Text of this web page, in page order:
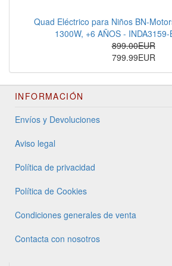
Quad Eléctrico para Niños BN-
1300W, +6 AÑOS - INDA3159-
899.00EUR
799.99EUR
INFORMACIÓN
Envíos y Devoluciones
Aviso legal
Política de privacidad
Política de Cookies
Condiciones generales de venta
Contacta con nosotros